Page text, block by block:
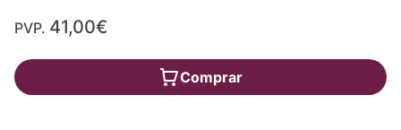
PVP. 41,00€
Comprar